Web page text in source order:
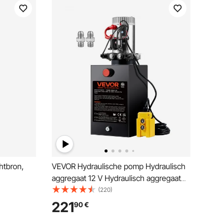
3,4
met
VEVOR Hydraulische pomp Hydraulisch
aggregaat 12 V Hydraulisch aggregaat
1600 W, Dubbelwerkende hydraulische
pomp Hydraulisch aggregaat, 3,75 gal
tank Handpomp Hydraulisch aggregaat,
(220)
22190€